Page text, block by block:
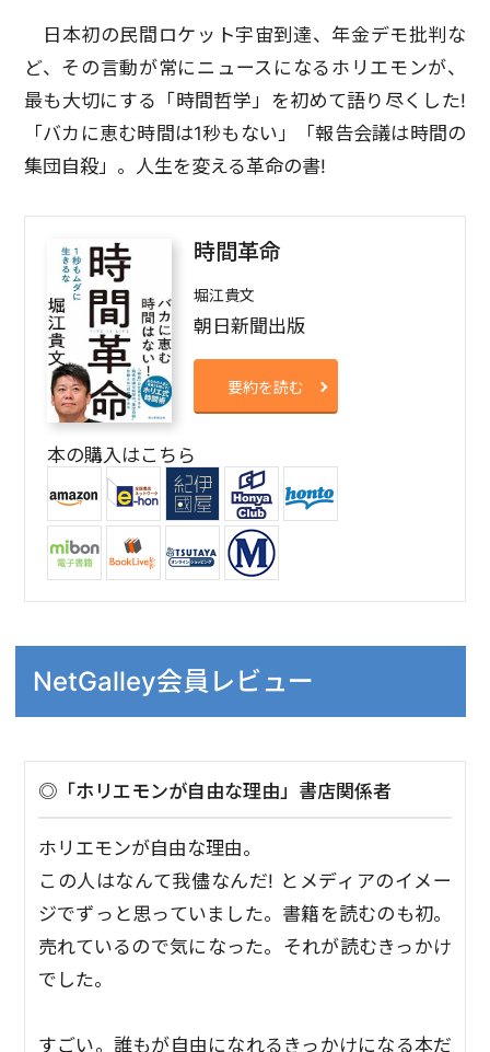
日本初の民間ロケット宇宙到達、年金デモ批判な
ど、その言動が常にニュースになるホリエモンが、
最も大切にする「時間哲学」を初めて語り尽くした!
「バカに恵む時間は1秒もない」「報告会議は時間の
集団自殺」。人生を変える革命の書!
時間革命
堀江貴文
朝日新聞出版
要約を読む
本の購入はこちら
NetGalley会員レビュー
◎「ホリエモンが自由な理由」書店関係者
ホリエモンが自由な理由。
この人はなんて我儘なんだ! とメディアのイメー
ジでずっと思っていました。書籍を読むのも初。
売れているので気になった。それが読むきっかけ
でした。
すごい。誰もが自由になれるきっかけになる本だ